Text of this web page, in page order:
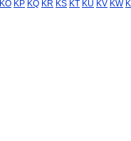
KO KP KQ KR KS KT KU KV KW